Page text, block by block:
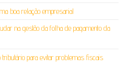
boa relação empresarial
na gestão da folha de pagamento da
para evitar problemas fiscais